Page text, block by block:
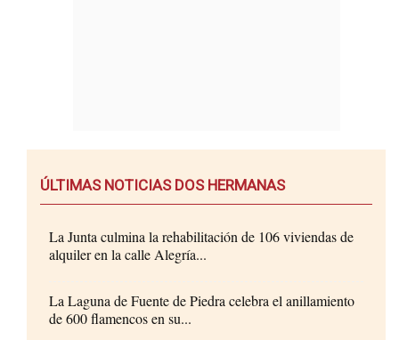
ÚLTIMAS NOTICIAS DOS HERMANAS
La Junta culmina la rehabilitación de 106 viviendas de
alquiler en la calle Alegría...
La Laguna de Fuente de Piedra celebra el anillamiento
de 600 flamencos en su...